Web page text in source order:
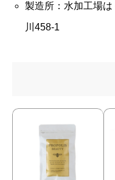
製造所：水加工場
川458-1